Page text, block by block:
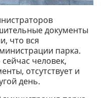
документы
что вся
парка.
человек,
отсутствует и
день.